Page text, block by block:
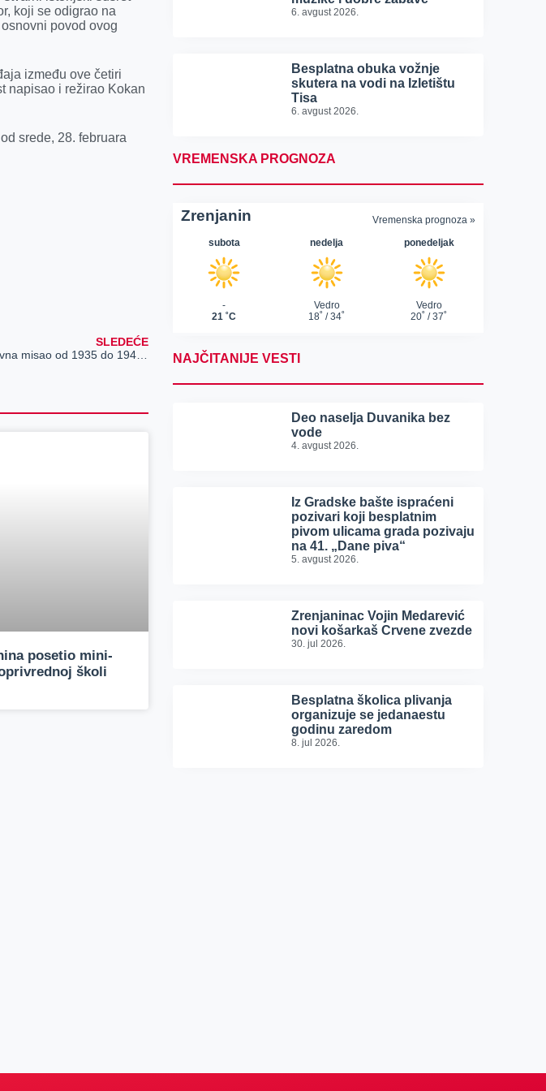
koji se odigrao na
povod ovog
između ove četiri
napisao i režirao Kokan
srede, 28. februara
SLEDEĆE
posetio mini-
školi
6. avgust 2026.
Besplatna obuka vožnje
skutera na vodi na Izletištu
Tisa
6. avgust 2026.
VREMENSKA PROGNOZA
NAJČITANIJE VESTI
Deo naselja Duvanika bez
vode
4. avgust 2026.
Iz Gradske bašte ispraćeni
pozivari koji besplatnim
pivom ulicama grada pozivaju
na 41. „Dane piva“
5. avgust 2026.
Zrenjaninac Vojin Medarević
novi košarkaš Crvene zvezde
30. jul 2026.
Besplatna školica plivanja
organizuje se jedanaestu
godinu zaredom
8. jul 2026.